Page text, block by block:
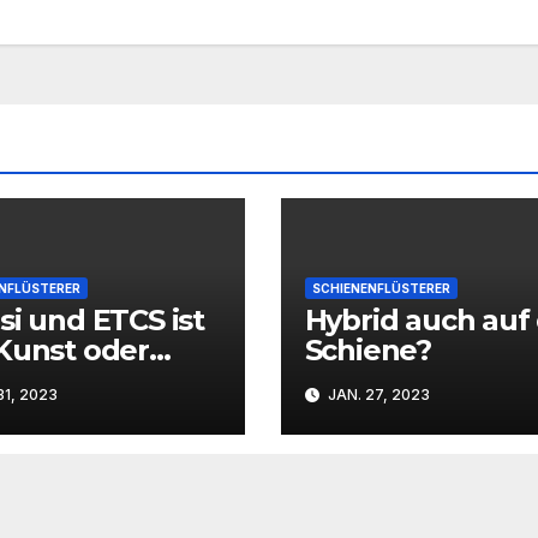
und ETCS ist
oder
das weg?
2023
SCHIENENFLÜSTERER
Hybrid auch auf
Schiene?
JAN. 27, 2023